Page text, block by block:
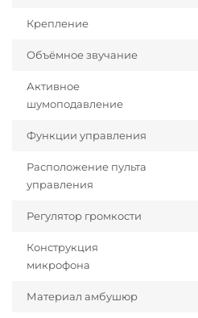
Крепление
Объёмное звучание
Активное
шумоподавление
Функции управления
Расположение пульта
управления
Регулятор громкости
Конструкция
микрофона
Материал амбушюр